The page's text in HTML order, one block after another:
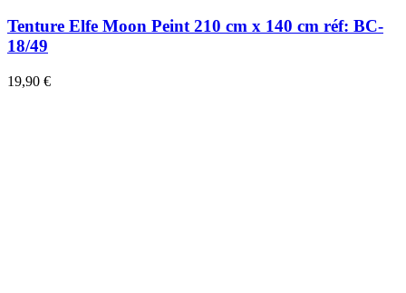
Tenture Elfe Moon Peint 210 cm x 140 cm réf: BC-
18/49
19,90 €